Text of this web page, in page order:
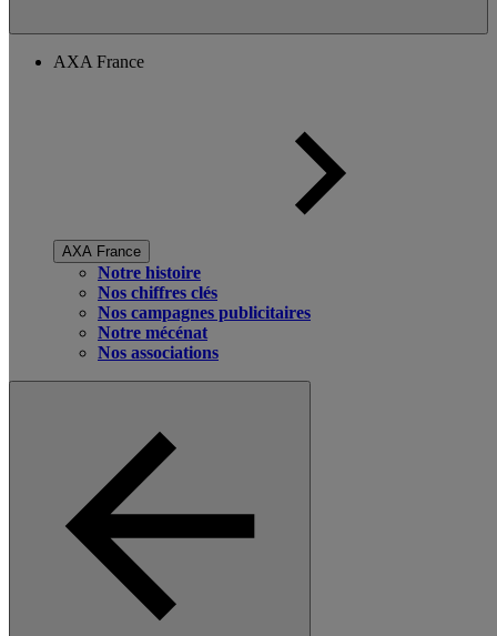
AXA France
AXA France
Notre histoire
Nos chiffres clés
Nos campagnes publicitaires
Notre mécénat
Nos associations